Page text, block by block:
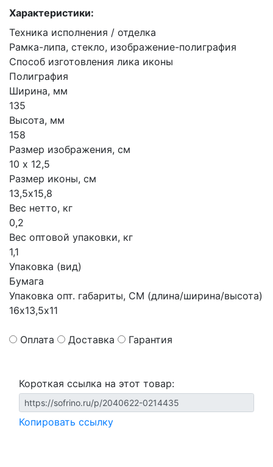
Характеристики:
Техника исполнения / отделка
Рамка-липа, стекло, изображение-полиграфия
Способ изготовления лика иконы
Полиграфия
Ширина, мм
135
Высота, мм
158
Размер изображения, см
10 х 12,5
Размер иконы, см
13,5х15,8
Вес нетто, кг
0,2
Вес оптовой упаковки, кг
1,1
Упаковка (вид)
Бумага
Упаковка опт. габариты, СМ (длина/ширина/высота)
16х13,5х11
Оплата Доставка Гарантия
Короткая ссылка на этот товар:
Копировать ссылку